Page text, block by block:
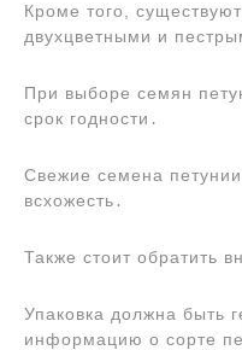
Кроме того,
двухцветными и
При выборе семян
срок годности․
Свежие семена
всхожесть․
Также стоит обратить
Упаковка должна быть
информацию о сорте